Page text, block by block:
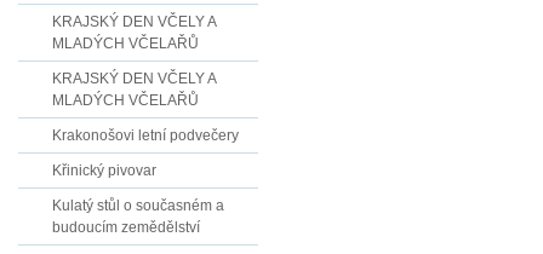
KRAJSKÝ DEN VČELY A
MLADÝCH VČELAŘŮ
KRAJSKÝ DEN VČELY A
MLADÝCH VČELAŘŮ
Krakonošovi letní podvečery
Křinický pivovar
Kulatý stůl o současném a
budoucím zemědělství